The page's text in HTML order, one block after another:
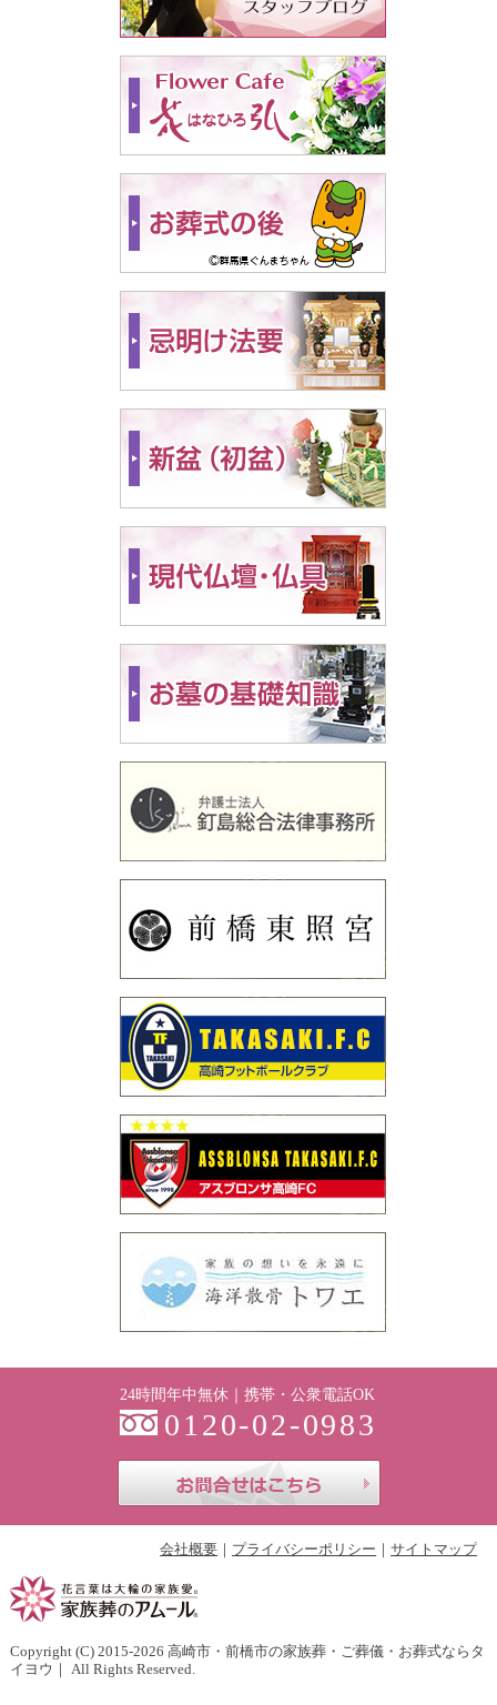
24時間年中無休｜携帯・公衆電話OK
0120-02-0983
会社概要 プライバシーポリシー サイトマップ
Copyright (C) 2015-2026 高崎市・前橋市の家族葬・ご葬儀・お葬式ならタ
イヨウ ｜ All Rights Reserved.